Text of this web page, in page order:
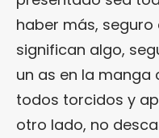
haber más,
significan algo,
un as en la manga
todos torcidos y
otro lado, no